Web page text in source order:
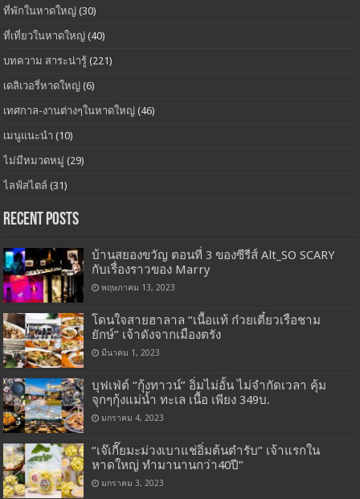
ที่พักในหาดใหญ่ (30)
ที่เที่ยวในหาดใหญ่ (40)
บทความ สาระน่ารู้ (221)
เดลิเวอรี่หาดใหญ่ (6)
เทศกาล-งานต่างๆในหาดใหญ่ (46)
เมนูแนะนำ (10)
ไม่มีหมวดหมู่ (29)
ไลฟ์สไตล์ (31)
Recent Posts
บ้านสยองขวัญ ตอนที่ 3 ของซีรีส์ Alt_SO SCARY
กับเรื่องราวของ Marry
พฤษภาคม 13, 2023
โดนใจสายฮาลาล “เนื้อแท้ ก๋วยเตี๋ยวเรือชาม
ยักษ์” เจ้าดังจากเมืองตรัง
มีนาคม 1, 2023
บุฟเฟ่ต์ “กุ้งทาวน์” อิ่มไม่อั้น ไม่จำกัดเวลา คุ้ม
จุกๆกุ้งแม่น้ำ ทะเล เนื้อ เพียง 349บ.
มกราคม 4, 2023
“เจ๊เกี๊ยมะม่วงเบาแช่อิ่มต้นตำรับ” เจ้าแรกใน
หาดใหญ่ ทำมานานกว่า40ปี”
มกราคม 3, 2023